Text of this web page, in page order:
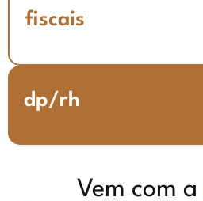
fiscais
dp/rh
Vem com a